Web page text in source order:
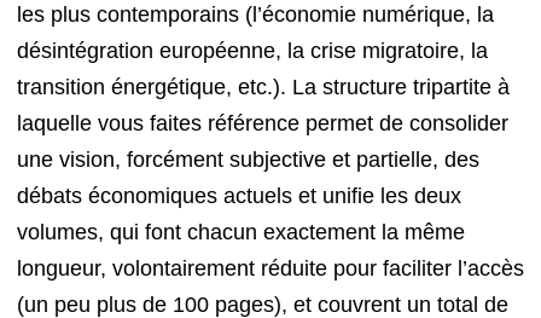
les plus contemporains (l’économie numérique, la
désintégration européenne, la crise migratoire, la
transition énergétique, etc.). La structure tripartite à
laquelle vous faites référence permet de consolider
une vision, forcément subjective et partielle, des
débats économiques actuels et unifie les deux
volumes, qui font chacun exactement la même
longueur, volontairement réduite pour faciliter l’accès
(un peu plus de 100 pages), et couvrent un total de